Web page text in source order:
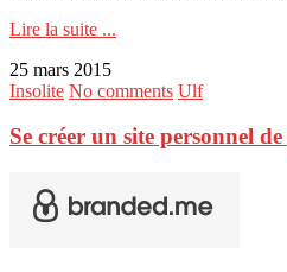
Lire la suite ...
25 mars 2015
Insolite No comments Ulf
Se créer un site personnel